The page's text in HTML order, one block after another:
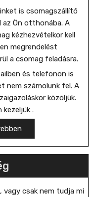
is csomagszállító
Ön otthonába. A
kézhezvételkor kell
megrendelést
a csomag feladásra.
és telefonon is
nem számolunk fel. A
közöljük.
kezeljük…
vagy csak nem tudja mi